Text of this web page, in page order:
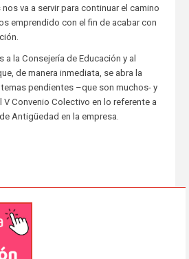
va a servir para continuar el camino
emprendido con el fin de acabar con
a la Consejería de Educación y al
de manera inmediata, se abra la
pendientes –que son muchos- y
V Convenio Colectivo en lo referente a
Antigüedad en la empresa.